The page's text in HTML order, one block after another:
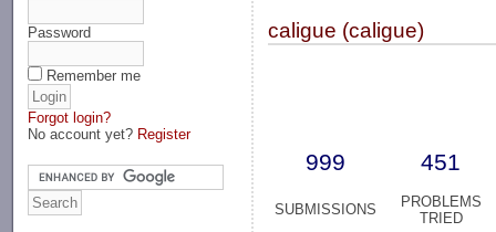
Password
Remember me
Forgot login?
No account yet? Register
caligue (caligue)
999 451
SUBMISSIONS
PROBLEMS
TRIED